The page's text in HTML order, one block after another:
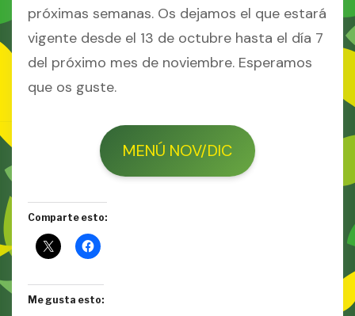
próximas semanas. Os dejamos el que estará
vigente desde el 13 de octubre hasta el día 7
del próximo mes de noviembre. Esperamos
que os guste.
MENÚ NOV/DIC
Comparte esto:
Me gusta esto: